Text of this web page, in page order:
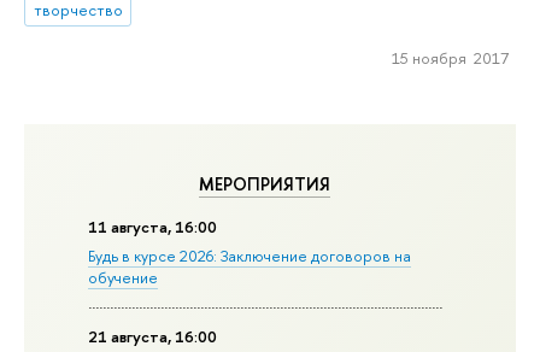
МЕРОПРИЯТИЯ
11 августа, 16:00
Будь в курсе 2026: Заключение договоров на
обучение
21 августа, 16:00
творчество
15 ноября 2017